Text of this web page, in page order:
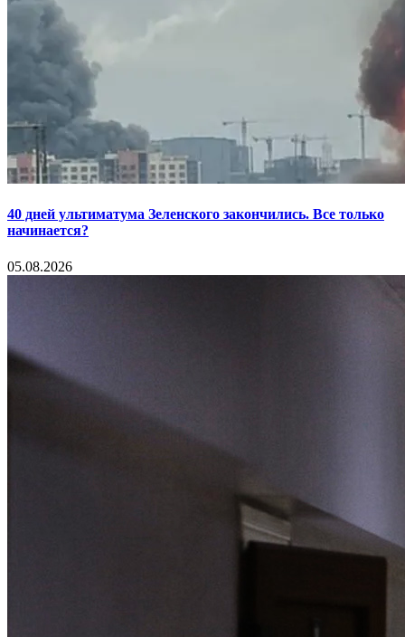
40 дней ультиматума Зеленского закончились. Все только
начинается?
05.08.2026